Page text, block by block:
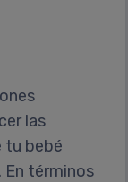
las
tu bebé
En términos